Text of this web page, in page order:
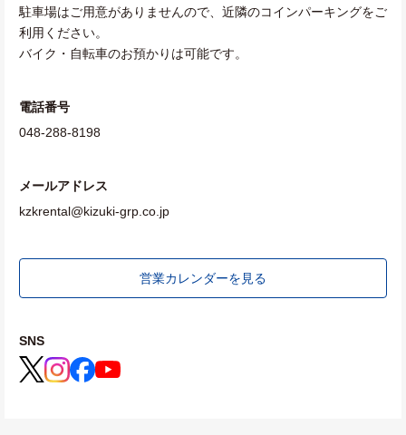
駐車場はご用意がありませんので、近隣のコインパーキングをご
利用ください。
バイク・自転車のお預かりは可能です。
電話番号
048-288-8198
メールアドレス
kzkrental@kizuki-grp.co.jp
営業カレンダーを見る
SNS